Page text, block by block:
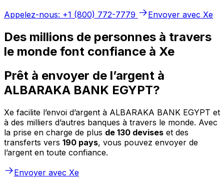
Appelez-nous: +1 (800) 772-7779
Envoyer avec Xe
Des millions de personnes à travers
le monde font confiance à Xe
Prêt à envoyer de l’argent à
ALBARAKA BANK EGYPT?
Xe facilite l’envoi d’argent à ALBARAKA BANK EGYPT et
à des milliers d’autres banques à travers le monde. Avec
la prise en charge de plus de 130 devises et des
transferts vers 190 pays, vous pouvez envoyer de
l’argent en toute confiance.
Envoyer avec Xe